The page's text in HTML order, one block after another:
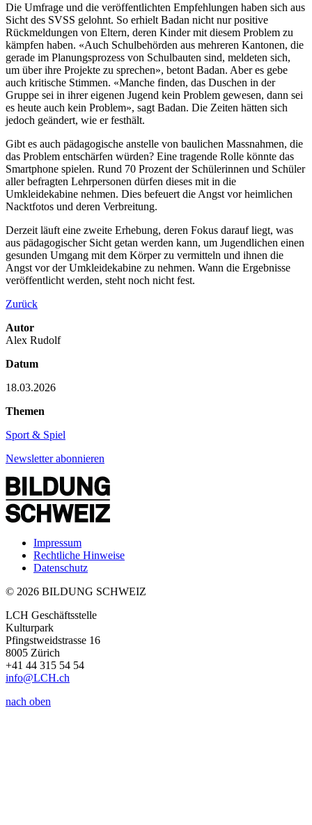
Die Umfrage und die veröffentlichten Empfehlungen haben sich aus
Sicht des SVSS gelohnt. So erhielt Badan nicht nur positive
Rückmeldungen von Eltern, deren Kinder mit diesem Problem zu
kämpfen haben. «Auch Schulbehörden aus mehreren Kantonen, die
gerade im Planungsprozess von Schulbauten sind, meldeten sich,
um über ihre Projekte zu sprechen», betont Badan. Aber es gebe
auch kritische Stimmen. «Manche finden, das Duschen in der
Gruppe sei in ihrer eigenen Jugend kein Problem gewesen, dann sei
es heute auch kein Problem», sagt Badan. Die Zeiten hätten sich
jedoch geändert, wie er festhält.
Gibt es auch pädagogische anstelle von baulichen Massnahmen, die
das Problem entschärfen würden? Eine tragende Rolle könnte das
Smartphone spielen. Rund 70 Prozent der Schülerinnen und Schüler
aller befragten Lehrpersonen dürfen dieses mit in die
Umkleidekabine nehmen. Dies befeuert die Angst vor heimlichen
Nacktfotos und deren Verbreitung.
Derzeit läuft eine zweite Erhebung, deren Fokus darauf liegt, was
aus pädagogischer Sicht getan werden kann, um Jugendlichen einen
gesunden Umgang mit dem Körper zu vermitteln und ihnen die
Angst vor der Umkleidekabine zu nehmen. Wann die Ergebnisse
veröffentlicht werden, steht noch nicht fest.
Zurück
Autor
Alex Rudolf
Datum
18.03.2026
Themen
Sport & Spiel
Newsletter abonnieren
Impressum
Rechtliche Hinweise
Datenschutz
© 2026 BILDUNG SCHWEIZ
LCH Geschäftsstelle
Kulturpark
Pfingstweidstrasse 16
8005 Zürich
+41 44 315 54 54
info@LCH.ch
nach oben